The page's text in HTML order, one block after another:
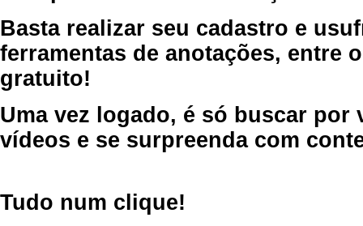
Basta realizar seu cadastro e
ferramentas de anotações, entre
gratuito!
Uma vez logado, é só buscar por
vídeos e se surpreenda com
Tudo num clique!